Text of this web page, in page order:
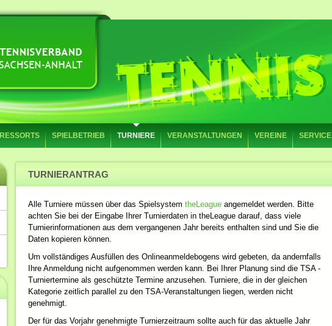
RESSORTS SPIELBETRIEB TURNIERE VERANSTALTUNGEN VEREINE SERVICE
TURNIERANTRAG
Alle Turniere müssen über das Spielsystem theLeague angemeldet werden. Bitte
achten Sie bei der Eingabe Ihrer Turnierdaten in theLeague darauf, dass viele
Turnierinformationen aus dem vergangenen Jahr bereits enthalten sind und Sie die
Daten kopieren können.
Um vollständiges Ausfüllen des Onlineanmeldebogens wird gebeten, da andernfalls
Ihre Anmeldung nicht aufgenommen werden kann. Bei Ihrer Planung sind die TSA -
Turniertermine als geschützte Termine anzusehen. Turniere, die in der gleichen
Kategorie zeitlich parallel zu den TSA-Veranstaltungen liegen, werden nicht
genehmigt.
Der für das Vorjahr genehmigte Turnierzeitraum sollte auch für das aktuelle Jahr